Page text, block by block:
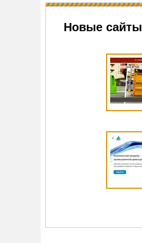
Новые сайты